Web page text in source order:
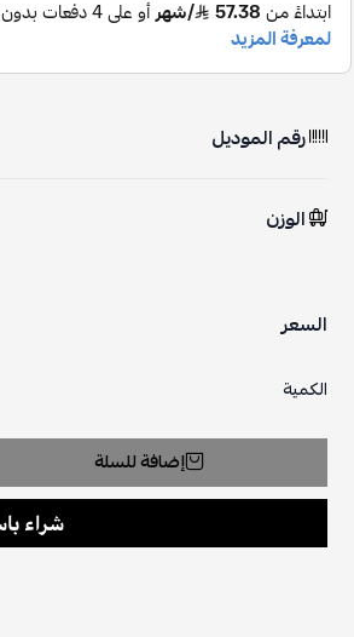
رقم الموديل
الوزن
السعر
الكمية
إضافة للسلة